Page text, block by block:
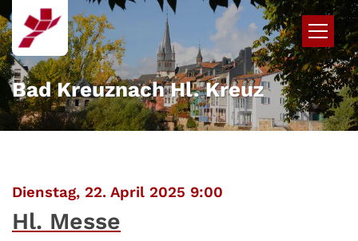
Zum Inhalt springen
Bad Kreuznach Hl. Kreuz
Dienstag, 22. April 2025 9:00
Hl. Messe